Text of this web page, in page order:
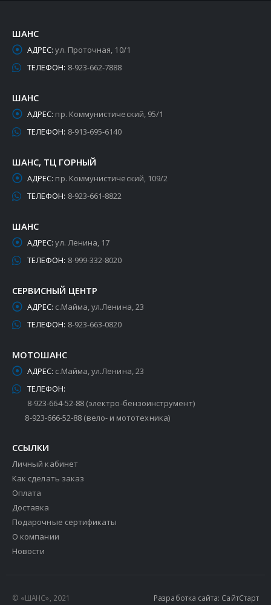
ШАНС
АДРЕС: ул. Проточная, 10/1
ТЕЛЕФОН: 8-923-662-7888
ШАНС
АДРЕС: пр. Коммунистический, 95/1
ТЕЛЕФОН: 8-913-695-6140
ШАНС, ТЦ ГОРНЫЙ
АДРЕС: пр. Коммунистический, 109/2
ТЕЛЕФОН: 8-923-661-8822
ШАНС
АДРЕС: ул. Ленина, 17
ТЕЛЕФОН: 8-999-332-8020
СЕРВИСНЫЙ ЦЕНТР
АДРЕС: с.Майма, ул.Ленина, 23
ТЕЛЕФОН: 8-923-663-0820
МОТОШАНС
АДРЕС: с.Майма, ул.Ленина, 23
ТЕЛЕФОН:
8-923-664-52-88 (электро-бензоинструмент)
8-923-666-52-88 (вело- и мототехника)
ССЫЛКИ
Личный кабинет
Как сделать заказ
Оплата
Доставка
Подарочные сертификаты
О компании
Новости
© «ШАНС», 2021 Разработка сайта: СайтСтарт